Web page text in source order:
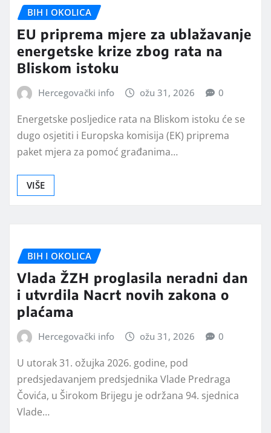
BIH I OKOLICA
EU priprema mjere za ublažavanje
energetske krize zbog rata na
Bliskom istoku
Hercegovački info ožu 31, 2026 0
Energetske posljedice rata na Bliskom istoku će se
dugo osjetiti i Europska komisija (EK) priprema
paket mjera za pomoć građanima…
VIŠE
BIH I OKOLICA
Vlada ŽZH proglasila neradni dan
i utvrdila Nacrt novih zakona o
plaćama
Hercegovački info ožu 31, 2026 0
U utorak 31. ožujka 2026. godine, pod
predsjedavanjem predsjednika Vlade Predraga
Čovića, u Širokom Brijegu je održana 94. sjednica
Vlade…